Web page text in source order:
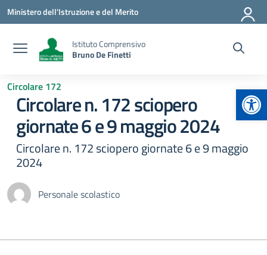
Vai ai contenuti
Vai al menu di navigazione
Vai al footer
Ministero dell'Istruzione e del Merito
Istituto Comprensivo
Bruno De Finetti
Circolare 172
Circolare n. 172 sciopero
giornate 6 e 9 maggio 2024
Circolare n. 172 sciopero giornate 6 e 9 maggio
2024
Personale scolastico